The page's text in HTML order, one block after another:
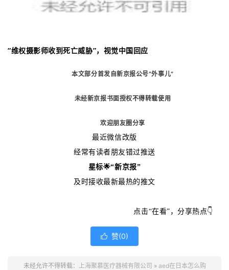
“维权摄影师收到死亡威胁”，视觉中国回应
本文部分首发自新京报公号“外事儿”
未经新京报书面授权不得转载使用
欢迎朋友圈分享
最近微信改版
经常有读者朋友错过推送
星标🌟“新京报”
及时接收最新最热的推文
点击“在看”，分享热点👇
 赞(0)
未经允许不得转载： 上海聚慕医疗器械有限公司 » aed在日本怎么购